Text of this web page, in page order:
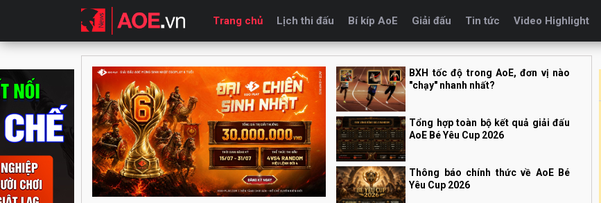
Trang chủ Lịch thi đấu Bí kíp AoE Giải đấu Tin tức Video Highlight
BXH tốc độ trong AoE, đơn vị nào
"chạy" nhanh nhất?
Tổng hợp toàn bộ kết quả giải đấu
AoE Bé Yêu Cup 2026
Thông báo chính thức về AoE Bé
Yêu Cup 2026